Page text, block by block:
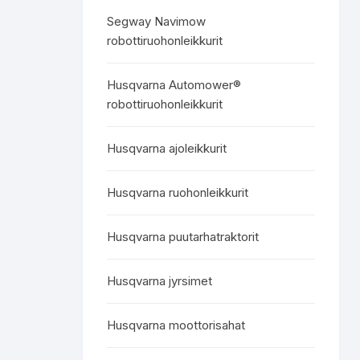
Segway Navimow
robottiruohonleikkurit
Husqvarna Automower®
robottiruohonleikkurit
Husqvarna ajoleikkurit
Husqvarna ruohonleikkurit
Husqvarna puutarhatraktorit
Husqvarna jyrsimet
Husqvarna moottorisahat